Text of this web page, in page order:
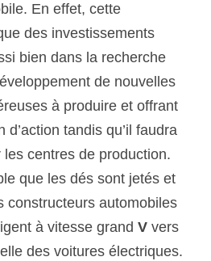
En effet, cette
des investissements
bien dans la recherche
de nouvelles
à produire et offrant
d’action tandis qu’il faudra
centres de production.
que les dés sont jetés et
constructeurs automobiles
à vitesse grand V vers
des voitures électriques.